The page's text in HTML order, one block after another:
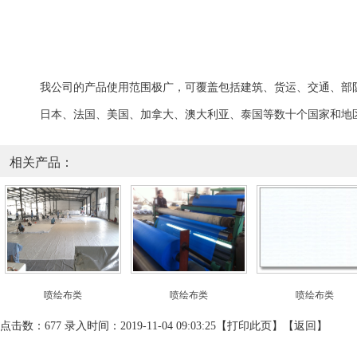
我公司的产品使用范围极广，可覆盖包括建筑、 货运、交通、 部
日本、法国、美国、加拿大、澳大利亚、泰国等数十个国家和地
相关产品：
喷绘布类 喷绘布类 喷绘布类
点击数：677 录入时间：2019-11-04 09:03:25【打印此页 】【返回 】